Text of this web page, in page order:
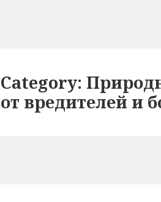
Category:
от вредителей и